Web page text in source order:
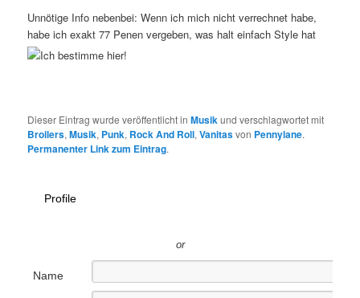
Unnötige Info nebenbei: Wenn ich mich nicht verrechnet habe,
habe ich exakt 77 Penen vergeben, was halt einfach Style hat
Dieser Eintrag wurde veröffentlicht inMusik und verschlagwortet mit
Broilers,Musik, Punk, Rock And Roll,Vanitasvon Pennylane.
Permanenter Link zum Eintrag.
Profile
or
Name